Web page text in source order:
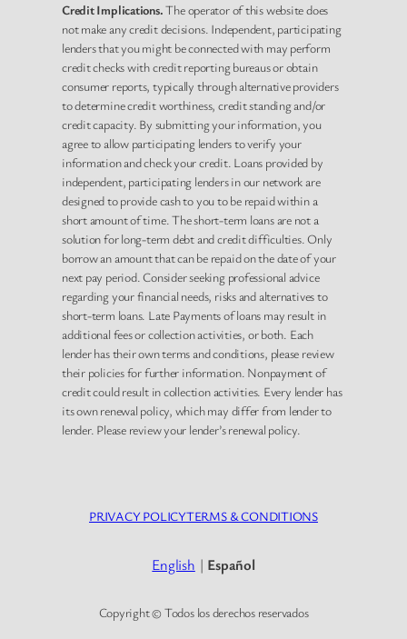
Credit Implications.The operator of this website does
not make any credit decisions. Independent, participating
lenders that you might be connected with may perform
credit checks with credit reporting bureaus or obtain
consumer reports, typically through alternative providers
to determine credit worthiness, credit standing and/or
credit capacity. By submitting your information, you
agree to allow participating lenders to verify your
information and check your credit. Loans provided by
independent, participating lenders in our network are
designed to provide cash to you to be repaid within a
short amount of time. The short-term loans are not a
solution for long-term debt and credit difficulties. Only
borrow an amount that can be repaid on the date of your
next pay period. Consider seeking professional advice
regarding your financial needs, risks and alternatives to
short-term loans. Late Payments of loans may result in
additional fees or collection activities, or both. Each
lender has their own terms and conditions, please review
their policies for further information. Nonpayment of
credit could result in collection activities. Every lender has
its own renewal policy, which may differ from lender to
lender. Please review your lender’s renewal policy.
PRIVACY POLICYTERMS & CONDITIONS
English | Español
Copyright © Todos los derechos reservados